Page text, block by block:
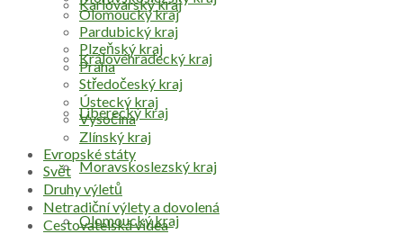
Karlovarský kraj
Královéhradecký kraj
Liberecký kraj
Moravskoslezský kraj
Olomoucký kraj
Olomoucký kraj
Pardubický kraj
Plzeňský kraj
Praha
Středočeský kraj
Ústecký kraj
Vysočina
Zlínský kraj
Evropské státy
Svět
Druhy výletů
Netradiční výlety a dovolená
Cestovatelská videa